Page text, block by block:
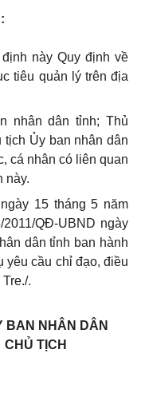
này Quy định về
tiêu quản lý trên địa
nhân dân tỉnh; Thủ
Ủy ban nhân dân
cá nhân có liên quan
này.
15 tháng 5 năm
QĐ-UBND ngày
dân tỉnh ban hành
yêu cầu chỉ đạo, điều
.
BAN NHÂN DÂN
CHỦ TỊCH